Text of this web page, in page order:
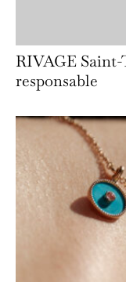
RIVAGE
responsable